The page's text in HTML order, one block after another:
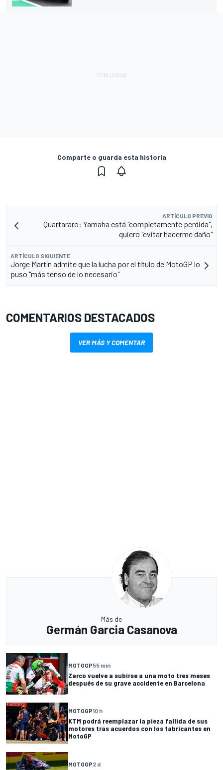
Comparte o guarda esta historia
ARTÍCULO PREVIO
Quartararo: Yamaha está "completamente perdida",
quiero "evitar hacerme daño"
ARTÍCULO SIGUIENTE
Jorge Martín admite que la lucha por el título de MotoGP lo
puso "más tenso de lo necesario"
COMENTARIOS DESTACADOS
VER MÁS Y COMENTAR
Más de
Germán Garcia Casanova
MOTOGP55 min
Zarco vuelve a subirse a una moto tres meses
después de su grave accidente en Barcelona
MOTOGP10 h
KTM podrá reemplazar la pieza fallida de sus
motores tras acuerdos con los fabricantes en
MotoGP
MOTOGP2 d